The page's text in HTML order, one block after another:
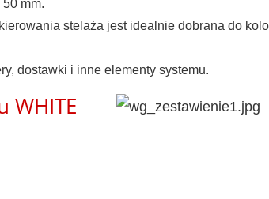
mm.
stelaża jest idealnie dobrana do
dostawki i inne elementy systemu.
WHITE